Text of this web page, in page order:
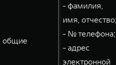
общие
- фамилия,
имя,
- № телефона;
- адрес
электронной